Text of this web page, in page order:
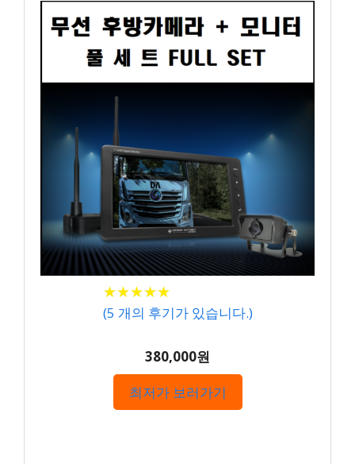
★★★★★
★★★★★
(5 개의 후기가 있습니다.)
380,000원
최저가 보러가기